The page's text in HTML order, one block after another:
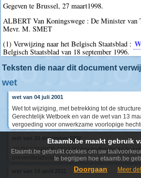
Gegeven te Brussel, 27 maart1998.
ALBERT Van Koningswege : De Minister van
Mevr. M. SMET
(1) Verwijzing naar het Belgisch Staatsblad :
Belgisch Staatsblad van 18 september 1996.
Teksten die naar dit document
wet
wet van 04 juli 2001
Wet tot wijziging, met betrekking tot de
Gerechtelijk Wetboek en van de wet van 13
vergoeding voor onwerkzame voorlopige
wet van 20 december 2002
20 DECEMBER 2002 Wet betreffende de
preventieadviseurs
Etaamb.be maakt gebruik
Etaamb.be gebruikt cookies om uw
te begrijpen hoe etaamb.be
Doorgaan Meer